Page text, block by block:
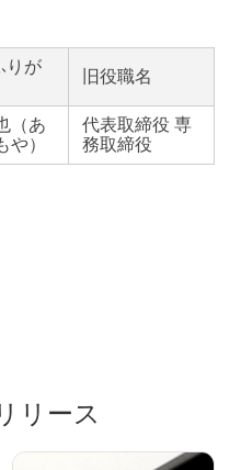
りが
旧役職名
（あ
や）
代表取締役 専
務取締役
リース